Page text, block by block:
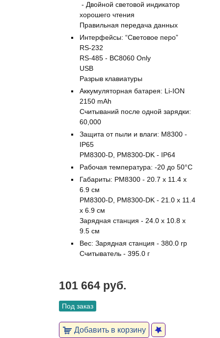
- Двойной световой индикатор
хорошего чтения
Правильная передача данных
Интерфейсы: “Световое перо”
RS-232
RS-485 - BC8060 Only
USB
Разрыв клавиатуры
Аккумуляторная батарея: Li-ION
2150 mAh
Считываний после одной зарядки:
60,000
Защита от пыли и влаги: M8300 -
IP65
PM8300-D, PM8300-DK - IP64
Рабочая температура: -20 до 50°C
Габариты: PM8300 - 20.7 x 11.4 x
6.9 см
PM8300-D, PM8300-DK - 21.0 x 11.4
x 6.9 см
Зарядная станция - 24.0 x 10.8 x
9.5 см
Вес: Зарядная станция - 380.0 rp
Считыватель - 395.0 г
101 664 руб.
Под заказ
Добавить в корзину